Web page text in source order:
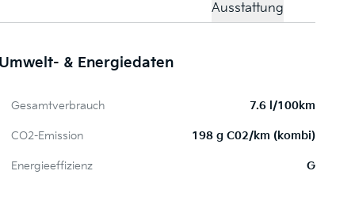
Ausstattung
Umwelt- & Energiedaten
Gesamtverbrauch 7.6 l/100km
CO2-Emission 198 g C02/km (kombi)
Energieeffizienz G